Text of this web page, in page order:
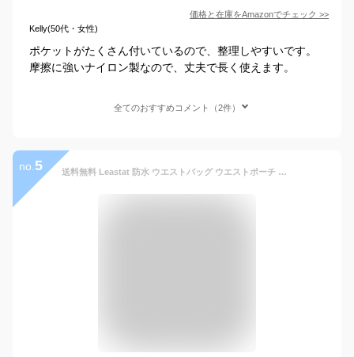
価格と在庫をAmazonでチェック >>
Kelly(50代・女性)
ポケットがたくさん付いているので、整理しやすいです。
摩擦に強いナイロン製なので、丈夫で長く使えます。
全てのおすすめコメント（2件）
no. 5 送料無料 Leastat 防水 ウエストバッグ ウエストポーチ メンズ レディース アウトドア 大容量 4段ポケット ボディバッグ ヒップバッグ 超長ベルト 最大145cm 3カラー ブラック(黒) ブラウン グレー 父の日 プレゼント